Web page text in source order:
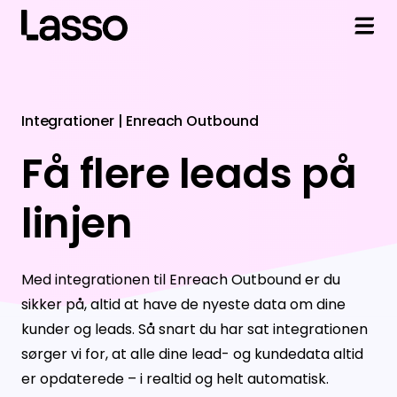
Sales
Markedsdata
Finans
Revision
Data API
Live Nummer
Se alle værktøjer
Integrationer
Adversus
Dynamics 365
HubSpot
Pipedrive
Salesforce
Enreach Outbound
Viden og Hjælp
Artikler
Ordbog
Kundecases
Helpdesk
Teknisk support
Om Lasso
Om Lasso
Mød kunderne
Partnere
Kontakt os
Integrationer | Enreach Outbound
Få flere leads på
linjen
Med integrationen til Enreach Outbound er du
sikker på, altid at have de nyeste data om dine
kunder og leads. Så snart du har sat integrationen
sørger vi for, at alle dine lead- og kundedata altid
er opdaterede – i realtid og helt automatisk.